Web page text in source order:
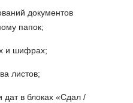
документов
папок;
и шифрах;
листов;
дат в блоках «Сдал /